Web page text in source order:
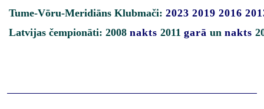
Tume-Vōru-Meridiāns Klubmači: 2023 2019 2016
Latvijas čempionāti: 2008 nakts 2011 garā un nakts